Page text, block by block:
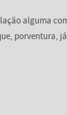
alguma
porventura,